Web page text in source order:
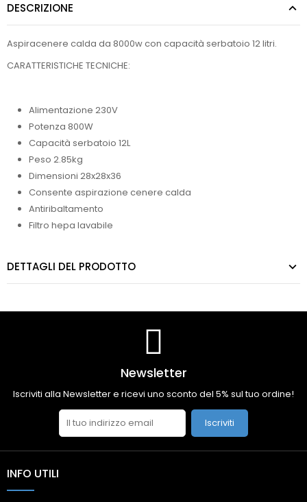
DESCRIZIONE
Aspiracenere calda da 8000w con capacità serbatoio 12 litri.
CARATTERISTICHE TECNICHE:
Alimentazione 230V
Potenza 800W
Capacità serbatoio 12L
Peso 2.85kg
Dimensioni 28x28x36
Consente aspirazione cenere calda
Antiribaltamento
Filtro hepa lavabile
DETTAGLI DEL PRODOTTO
Newsletter
Iscriviti alla Newsletter e ricevi uno sconto del 5% sul tuo ordine!
Iscriviti
INFO UTILI